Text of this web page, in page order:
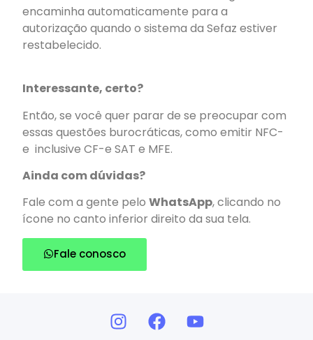
encaminha automaticamente para a
autorização quando o sistema da Sefaz estiver
restabelecido.
Interessante, certo?
Então, se você quer parar de se preocupar com
essas questões burocráticas, como emitir NFC-
e inclusive CF-e SAT e MFE.
Ainda com dúvidas?
Fale com a gente pelo WhatsApp, clicando no
ícone no canto inferior direito da sua tela.
Fale conosco